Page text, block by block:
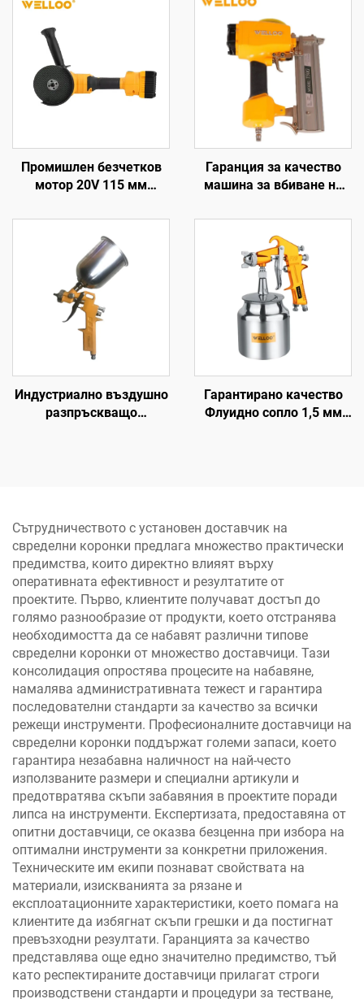
Промишлен безчетков
мотор 20V 115 мм
Батерийна ъглова
шлифовъчна машина за
рязане и полирване
Гаранция за качество
машина за вбиване на
инструменти машина за
вбиване на дървени
гвоздеи
Индустриално въздушно
разпръскващо
Гарантирано качество
Флуидно сопло 1,5 мм
Сътрудничеството с установен доставчик на
свределни коронки предлага множество практически
предимства, които директно влияят върху
оперативната ефективност и резултатите от
проектите. Първо, клиентите получават достъп до
голямо разнообразие от продукти, което отстранява
необходимостта да се набавят различни типове
свределни коронки от множество доставчици. Тази
консолидация опростява процесите на набавяне,
намалява административната тежест и гарантира
последователни стандарти за качество за всички
режещи инструменти. Професионалните доставчици на
свределни коронки поддържат големи запаси, което
гарантира незабавна наличност на най-често
използваните размери и специални артикули и
предотвратява скъпи забавяния в проектите поради
липса на инструменти. Експертизата, предоставяна от
опитни доставчици, се оказва безценна при избора на
оптимални инструменти за конкретни приложения.
Техническите им екипи познават свойствата на
материали, изискванията за рязане и
експлоатационните характеристики, което помага на
клиентите да избягнат скъпи грешки и да постигнат
превъзходни резултати. Гаранцията за качество
представлява още едно значително предимство, тъй
като респектираните доставчици прилагат строги
производствени стандарти и процедури за тестване,